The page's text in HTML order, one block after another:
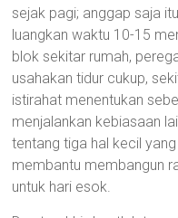
sejak pagi; anggap saja
luangkan waktu 10-15
blok sekitar rumah,
usahakan tidur cukup,
istirahat menentukan
menjalankan kebiasaan
tentang tiga hal kecil
membantu membangun
untuk hari esok.